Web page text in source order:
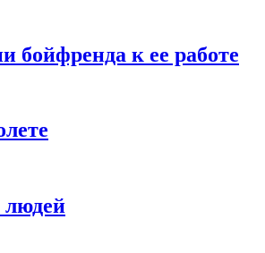
бойфренда к ее работе
людей